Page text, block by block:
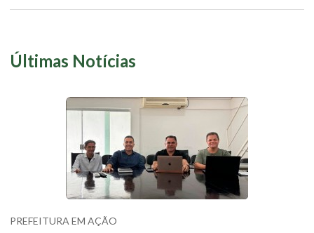
Últimas Notícias
PREFEITURA EM AÇÃO